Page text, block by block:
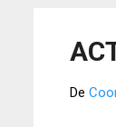
De